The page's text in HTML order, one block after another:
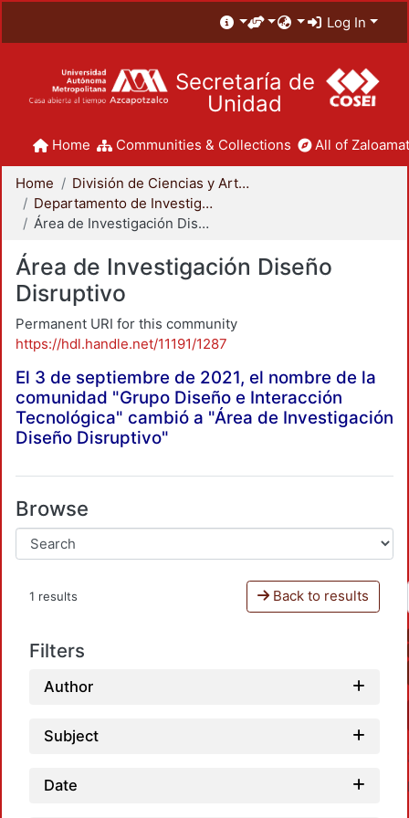
Log In
Secretaría de
Unidad
Home Communities & Collections All of
Home
División de Ciencias y Artes para el Diseño
Departamento de Investigación y Conocimiento para el Diseño
Área de Investigación Diseño Disruptivo
Área de Investigación Diseño
Disruptivo
Permanent URI for this community
https://hdl.handle.net/11191/1287
El 3 de septiembre de 2021, el nombre de la
comunidad "Grupo Diseño e Interacción
Tecnológica" cambió a "Área de Investigación
Diseño Disruptivo"
Browse
1 results Back to results
Filters
Author
Subject
Date